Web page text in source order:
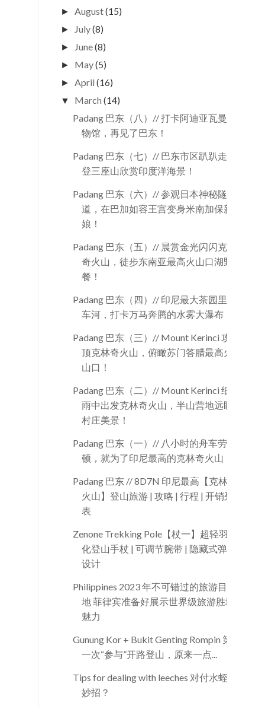
►August(15)
► July(8)
► June(8)
► May(5)
►April(16)
▼ March(14)
Padang 巴东（八）// 打卡阿迪亚瓦曼博
物馆，再见了巴东！
Padang 巴东（七）// 巴东市区趴趴走，
登三座山欣赏印度洋海景！
Padang 巴东（六）// 参观日本神秘隧
道，在巴加如容王宫变身米南加保新
娘！
Padang 巴东（五）// 晨赏金光闪闪克林
奇火山，徒步东南亚最高火山口湖野
餐！
Padang 巴东（四）// 印尼最大茶园里游
车河，打卡万马奔腾的水雾大瀑布！
Padang 巴东（三）// Mount Kerinci 攻
顶克林奇火山，俯瞰苏门答腊最高火
山口！
Padang 巴东（二）// Mount Kerinci 细
雨中出发克林奇火山，半山营地远眺
村庄美景！
Padang 巴东（一）// 八小时的舟车劳
顿，就为了印尼最高的克林奇火山！
Padang 巴东 // 8D7N 印尼最高【克林奇
火山】登山旅游 | 攻略 | 行程 | 开销列
表
Zenone Trekking Pole【杖一】超轻羽量
化登山手杖 | 可调节腕带 | 隐藏式弹扣
设计
Philippines 2023 年不可错过的旅游目的
地 菲律宾准备好展示世界级旅游胜地
魅力
Gunung Kor + Bukit Genting Rompin 第
一次“参与”开路登山，原来一点...
Tips for dealing with leeches 对付水蛭的
妙招？